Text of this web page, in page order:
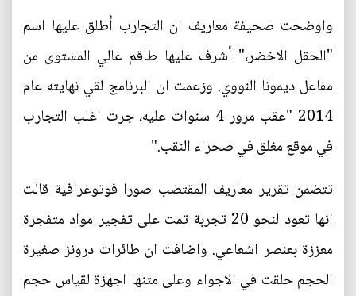
واوضحت صحيفة معاريف ان التجارب أطلق عليها اسم
"الحقل الاخضر،" أشرف عليها طاقم عالي المستوى من
مفاعل ديمونا النووي. وزعمت ان البرنامج لقي نهايته عام
2014 "عقب مرور 4 سنوات عليه، جرت اغلب التجارب
في موقع مغلق في صحراء النقب."
تتضمن تقرير معاريف المقتضب صورا فوتوغرافية قالت
انها تعود لنحو 20 تجربة تمت على تفجير مواد متفجرة
معززة بعنصر اشعاعي. واضافت ان طائرات درونز صغيرة
الحجم حلقت في الاجواء وعلى متنها اجهزة لقياس حجم